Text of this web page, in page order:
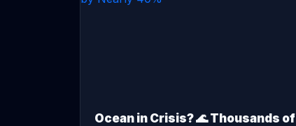
Ocean in Crisis? 🌊 Thousands of